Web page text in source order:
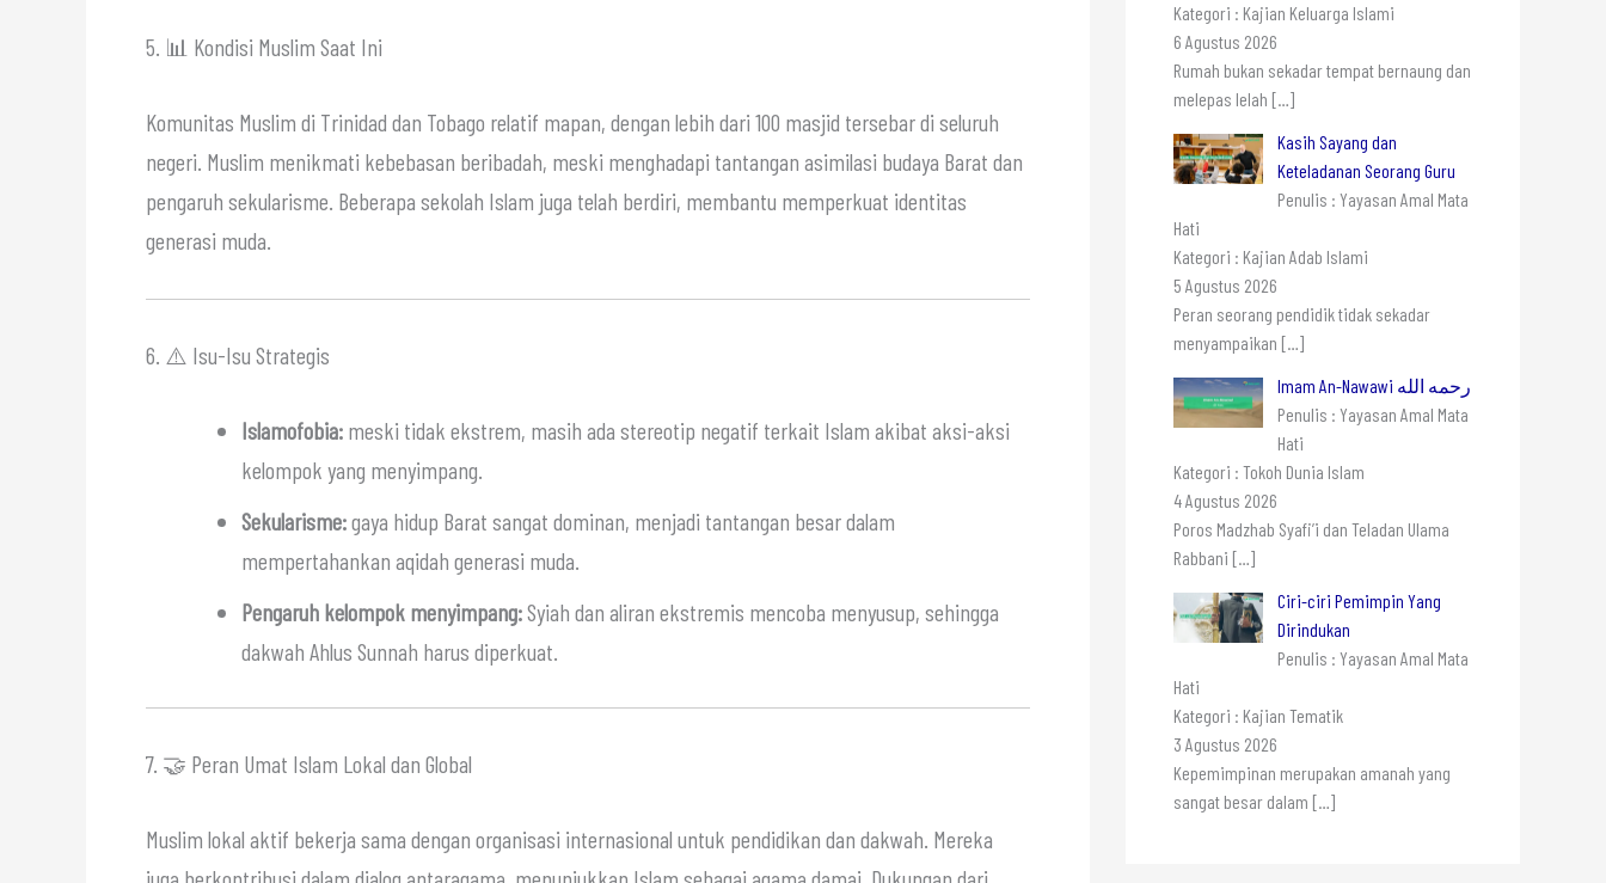
5. 📊 Kondisi Muslim Saat Ini
Komunitas Muslim di Trinidad dan Tobago relatif mapan, dengan lebih dari 100 masjid tersebar di seluruh
negeri. Muslim menikmati kebebasan beribadah, meski menghadapi tantangan asimilasi budaya Barat dan
pengaruh sekularisme. Beberapa sekolah Islam juga telah berdiri, membantu memperkuat identitas
generasi muda.
6. ⚠️ Isu-Isu Strategis
Islamofobia: meski tidak ekstrem, masih ada stereotip negatif terkait Islam akibat aksi-aksi
kelompok yang menyimpang.
Sekularisme:gaya hidup Barat sangat dominan, menjadi tantangan besar dalam
mempertahankan aqidah generasi muda.
Pengaruh kelompok menyimpang:Syiah dan aliran ekstremis mencoba menyusup, sehingga
dakwah Ahlus Sunnah harus diperkuat.
7. 🤝 Peran Umat Islam Lokal dan Global
Muslim lokal aktif bekerja sama dengan organisasi internasional untuk pendidikan dan dakwah. Mereka
Kategori : Kajian Keluarga Islami
6 Agustus 2026
Rumah bukan sekadar tempat bernaung dan
melepas lelah […]
Kasih Sayang dan
Keteladanan Seorang Guru
Penulis : Yayasan Amal Mata
Hati
Kategori : Kajian Adab Islami
5 Agustus 2026
Peran seorang pendidik tidak sekadar
menyampaikan […]
Imam An-Nawawi رحمه الله
Penulis : Yayasan Amal Mata
Hati
Kategori : Tokoh Dunia Islam
4 Agustus 2026
Poros Madzhab Syafi’i dan Teladan Ulama
Rabbani […]
Ciri-ciri Pemimpin Yang
Dirindukan
Penulis : Yayasan Amal Mata
Hati
Kategori : Kajian Tematik
3 Agustus 2026
Kepemimpinan merupakan amanah yang
sangat besar dalam […]